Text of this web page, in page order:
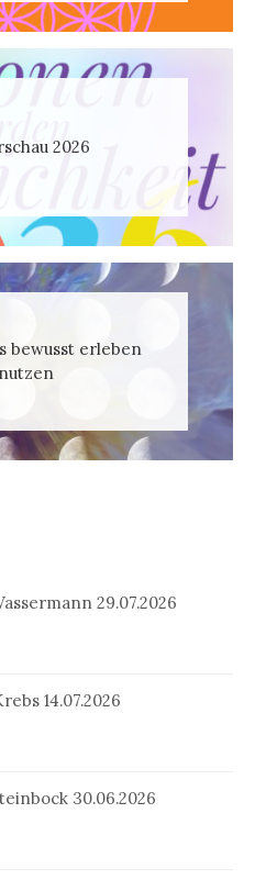
2026
bewusst erleben
29.07.2026
14.07.2026
30.06.2026